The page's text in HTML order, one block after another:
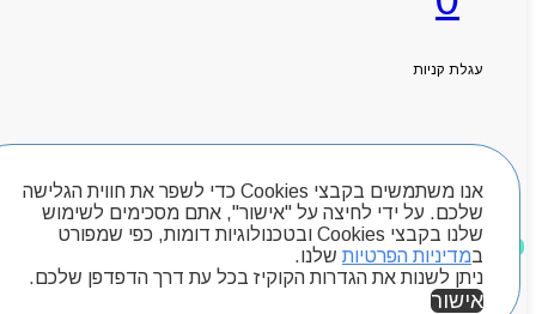
אנו משתמשים בקבצי Cookies כדי לשפר את חווית הגלישה
שלכם. על ידי לחיצה על "אישור", אתם מסכימים לשימוש
שלנו בקבצי Cookies ובטכנולוגיות דומות, כפי שמפורט
במדיניות הפרטיות שלנו.
ניתן לשנות את הגדרות הקוקיז בכל עת דרך הדפדפן שלכם.
אישור
עגלת קניות
חיפוש מוצרים
מוצרים שאהבתי
ראשי
המגזין